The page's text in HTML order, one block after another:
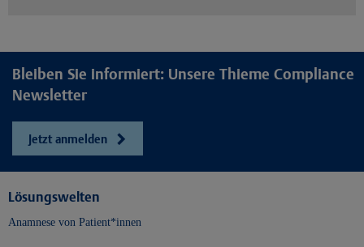
Bleiben Sie informiert: Unsere Thieme Compliance
Newsletter
Jetzt anmelden
Lösungswelten
Anamnese von Patient*innen